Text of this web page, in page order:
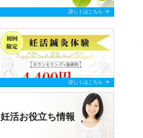
詳しくはこちら arrow_forward
詳しくはこちら arrow_forward
妊活お役立ち情報